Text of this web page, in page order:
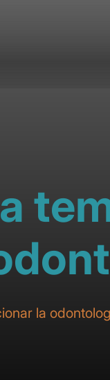
la